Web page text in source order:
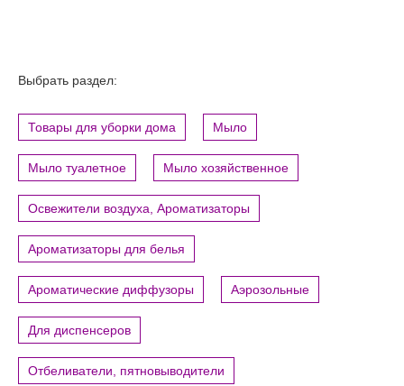
Выбрать раздел:
Товары для уборки дома Мыло
Мыло туалетное Мыло хозяйственное
Освежители воздуха, Ароматизаторы
Ароматизаторы для белья
Ароматические диффузоры Аэрозольные
Для диспенсеров
Отбеливатели, пятновыводители